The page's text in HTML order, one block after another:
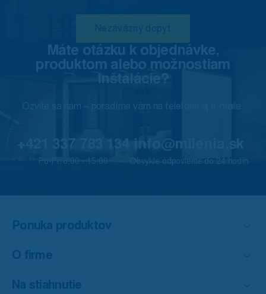
Nezáväzný dopyt
Máte otázku k objednávke,
produktom alebo možnostiam
inštalácie?
Ozvite sa nám – poradíme vám na telefóne aj e-maile.
+421 337 783 134
Po-Pi: 8:00 - 15:00
info@milenia.sk
Obvykle odpovieme do 24 hodín
Ponuka produktov
O firme
Na stiahnutie